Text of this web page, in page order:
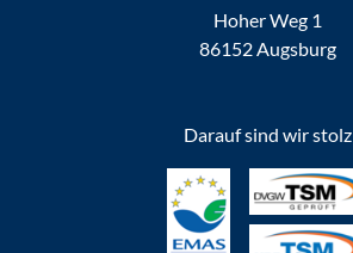
Hoher Weg 1
86152 Augsburg
Darauf sind wir stolz